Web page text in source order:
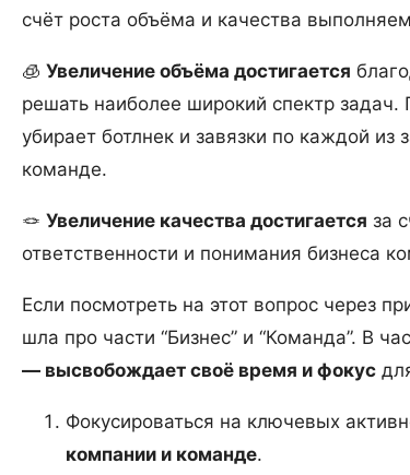
счёт роста объёма и качества
🧊 Увеличение объёма достигается
решать наиболее широкий спектр задач.
убирает ботлнек и завязки по каждой из
команде.
🪢 Увеличение качества достигается за
ответственности и понимания бизнеса
Если посмотреть на этот вопрос через
шла про части “Бизнес” и “Команда”. В
— высвобождает своё время и фокус
Фокусироваться на ключевых
компании и команде.